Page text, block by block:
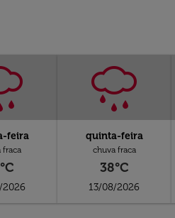
feira
fraca
2026
quinta-feira
chuva fraca
38°C
13/08/2026